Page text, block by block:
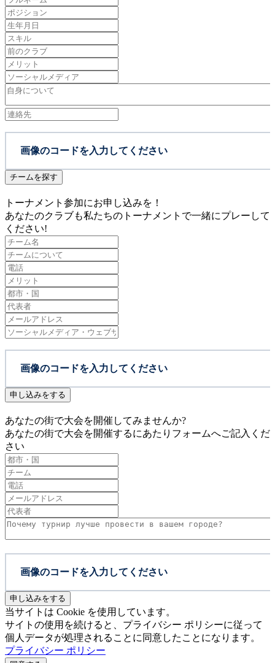
チームを探す
トーナメント参加にお申し込みを！
あなたのクラブも私たちのトーナメントで一緒にプレーして
ください!
申し込みをする
あなたの街で大会を開催してみませんか?
あなたの街で大会を開催するにあたりフォームへご記入くだ
さい
申し込みをする
当サイトは Cookie を使用しています。
サイトの使用を続けると、プライバシー ポリシーに従って
個人データが処理されることに同意したことになります。
プライバシー ポリシー